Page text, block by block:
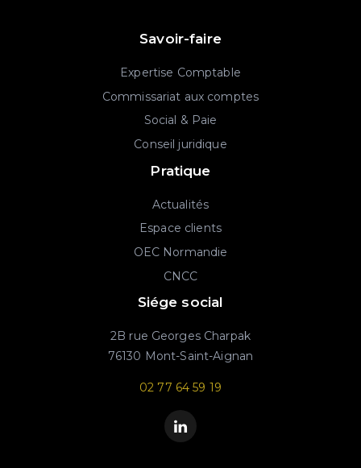
Savoir-faire
Expertise Comptable
Commissariat aux comptes
Social & Paie
Conseil juridique
Pratique
Actualités
Espace clients
OEC Normandie
CNCC
Siége social
2B rue Georges Charpak
76130 Mont-Saint-Aignan
02 77 64 59 19